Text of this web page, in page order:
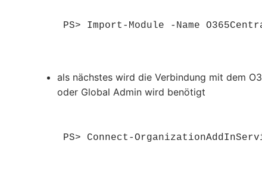
PS> Import-Module -Name
als nächstes wird die Verbindung mit dem
oder Global Admin wird benötigt
PS> Connect-